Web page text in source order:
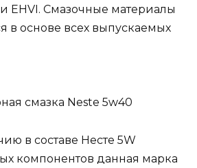
ЕНVI. Смазочные материалы
в основе всех выпускаемых
в составе Несте 5W
компонентов данная марка